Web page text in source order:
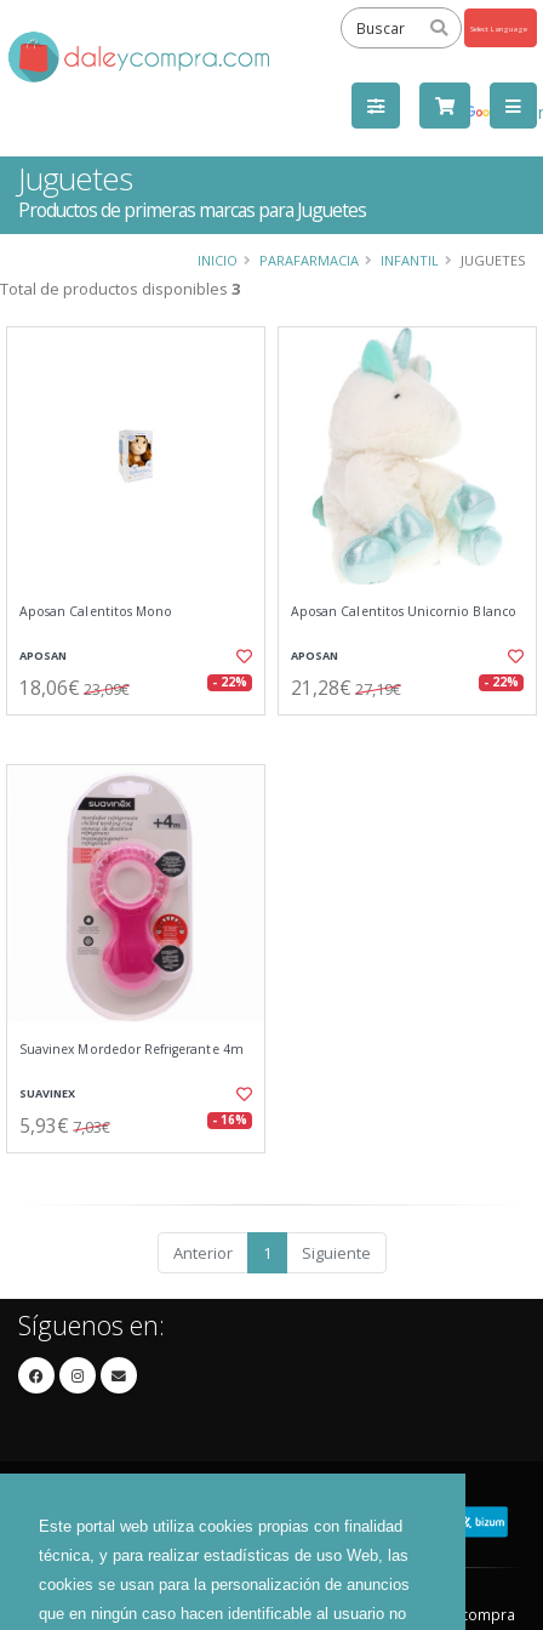
Este portal web utiliza cookies propias con finalidad
técnica, y para realizar estadísticas de uso Web, las
cookies se usan para la personalización de anuncios
que en ningún caso hacen identificable al usuario no
by
Juguetes
Productos de primeras marcas para Juguetes
INICIO PARAFARMACIA INFANTIL JUGUETES
Total de productos disponibles 3
Aposan Calentitos Mono
APOSAN
18,06€ 23,09€ - 22%
Aposan Calentitos Unicornio Blanco
APOSAN
21,28€ 27,19€ - 22%
Suavinex Mordedor Refrigerante 4m
SUAVINEX
5,93€ 7,03€ - 16%
Anterior 1 Siguiente
Síguenos en:
Contacto Aviso Legal Condiciones de compra